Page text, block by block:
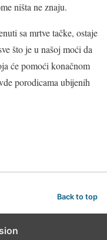
ništa ne znaju.
sa mrtve tačke, ostaje
što je u našoj moći da
će pomoći konačnom
porodicama ubijenih
Back to top